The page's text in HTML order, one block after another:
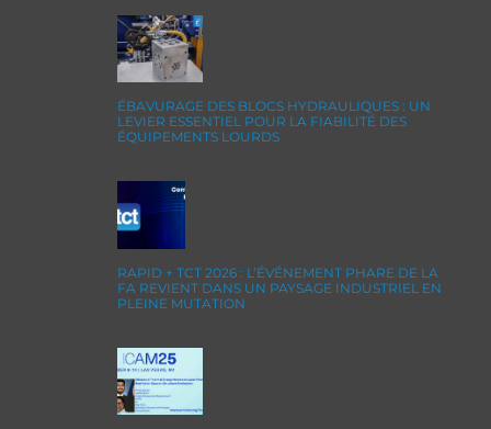
ÉBAVURAGE DES BLOCS HYDRAULIQUES : UN
LEVIER ESSENTIEL POUR LA FIABILITÉ DES
ÉQUIPEMENTS LOURDS
RAPID + TCT 2026 : L’ÉVÉNEMENT PHARE DE LA
FA REVIENT DANS UN PAYSAGE INDUSTRIEL EN
PLEINE MUTATION